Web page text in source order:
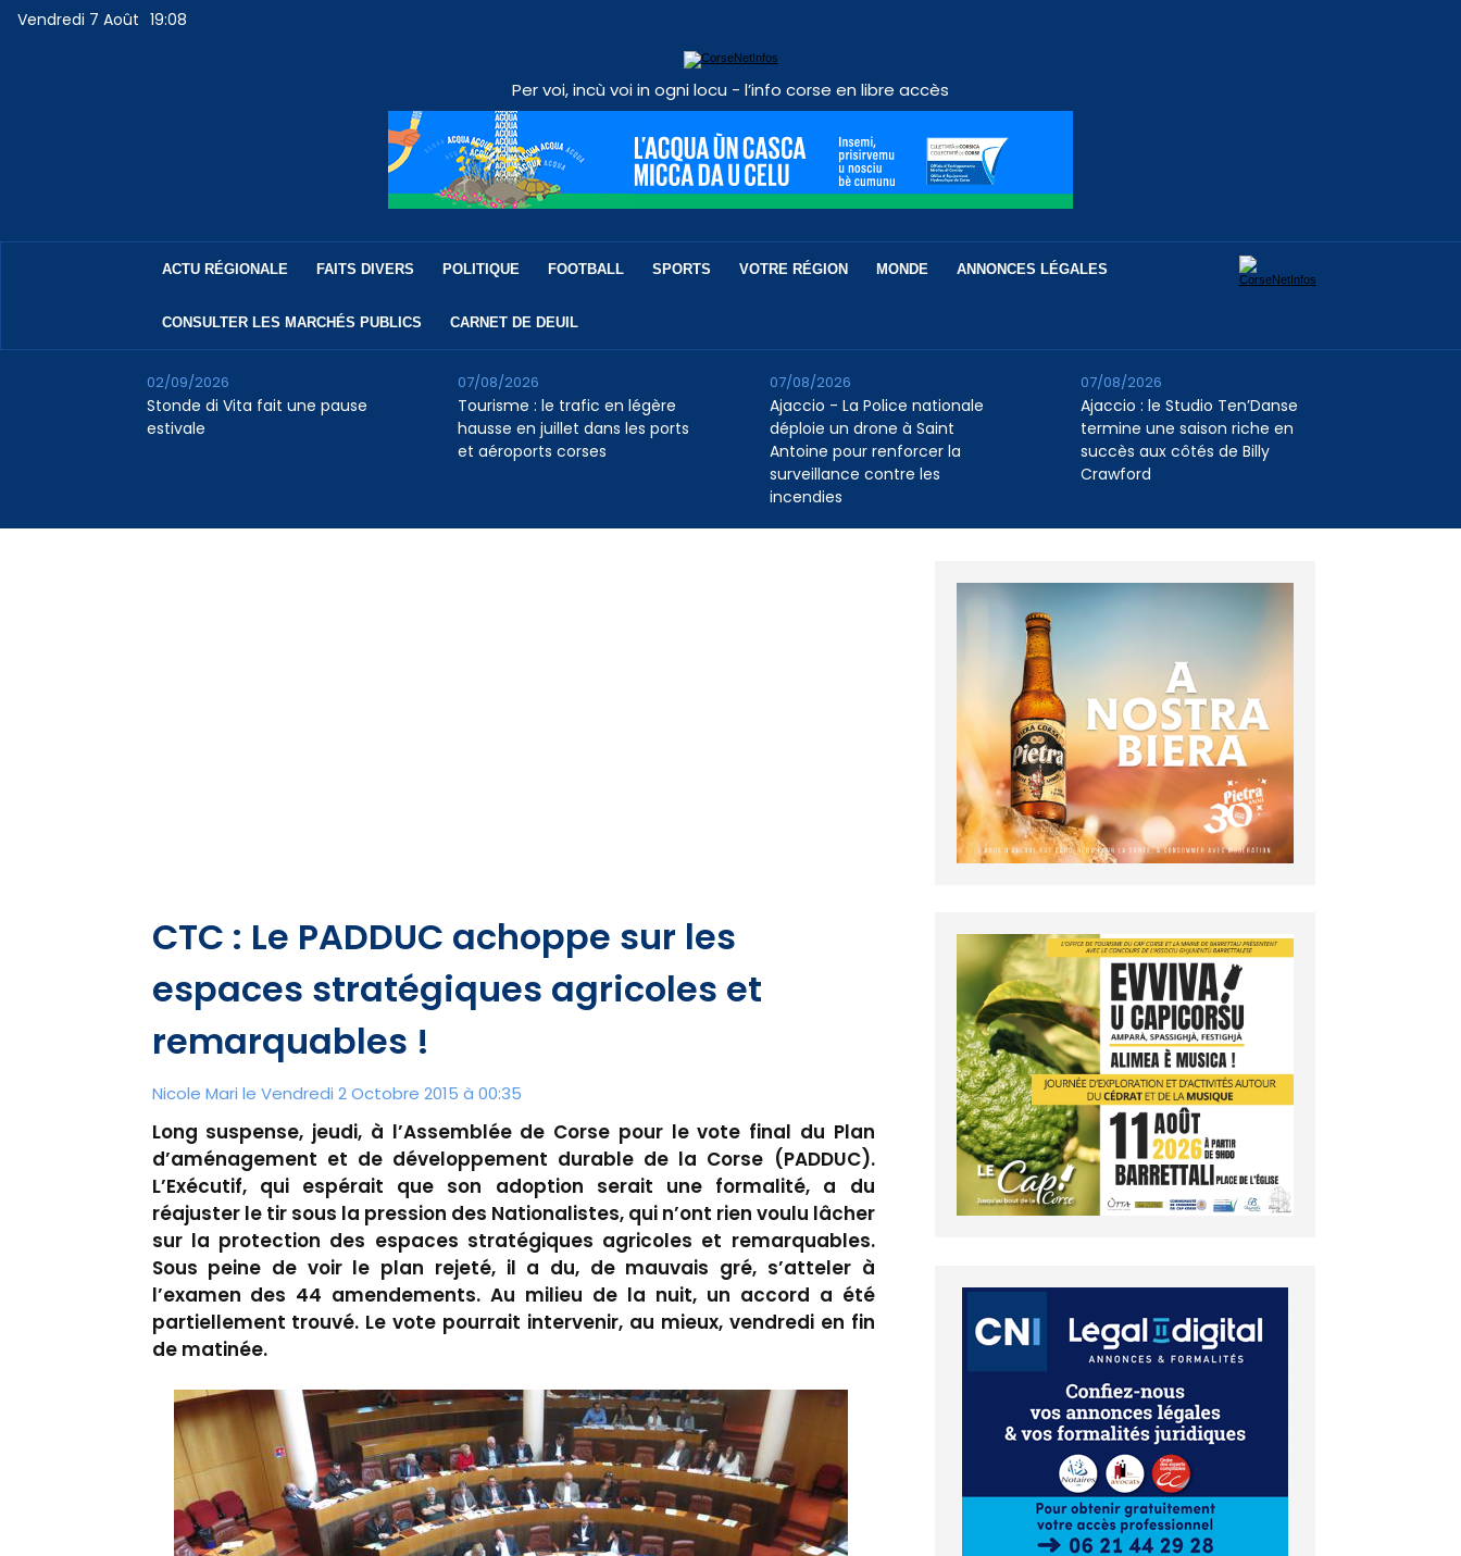
Vendredi 7 Août 19:08
Per voi, incù voi in ogni locu - l’info corse en libre accès
ACTU RÉGIONALE FAITS DIVERS POLITIQUE FOOTBALL SPORTS VOTRE RÉGION MONDE ANNONCES LÉGALES
CONSULTER LES MARCHÉS PUBLICS CARNET DE DEUIL
Stonde di Vita fait une pause
estivale
02/09/2026
Tourisme : le trafic en légère
hausse en juillet dans les ports
et aéroports corses
07/08/2026
Ajaccio - La Police nationale
déploie un drone à Saint
Antoine pour renforcer la
surveillance contre les
incendies
07/08/2026
Ajaccio : le Studio Ten’Danse
termine une saison riche en
succès aux côtés de Billy
Crawford
07/08/2026
CTC : Le PADDUC achoppe sur les
espaces stratégiques agricoles et
remarquables !
Nicole Mari le Vendredi 2 Octobre 2015 à 00:35
Long suspense, jeudi, à l’Assemblée de Corse pour le vote final du Plan
d’aménagement et de développement durable de la Corse (PADDUC).
L’Exécutif, qui espérait que son adoption serait une formalité, a du
réajuster le tir sous la pression des Nationalistes, qui n’ont rien voulu lâcher
sur la protection des espaces stratégiques agricoles et remarquables.
Sous peine de voir le plan rejeté, il a du, de mauvais gré, s’atteler à
l’examen des 44 amendements. Au milieu de la nuit, un accord a été
partiellement trouvé. Le vote pourrait intervenir, au mieux, vendredi en fin
de matinée.